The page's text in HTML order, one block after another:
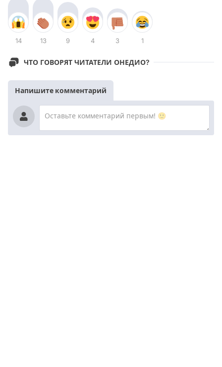
14 13 9 4 3 1
ЧТО ГОВОРЯТ ЧИТАТЕЛИ ОНЕДИО?
Напишите комментарий